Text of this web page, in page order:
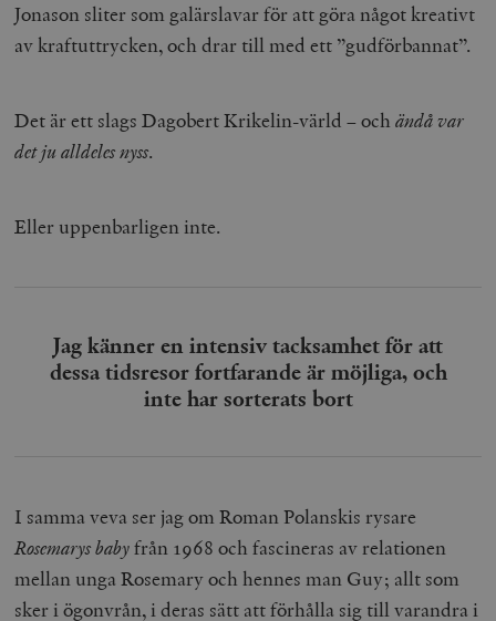
Jonason sliter som galärslavar för att göra något kreativt
av kraftuttrycken, och drar till med ett ”gudförbannat”.
Det är ett slags Dagobert Krikelin-värld – ochändå var
det ju alldeles nyss.
Eller uppenbarligen inte.
Jag känner en intensiv tacksamhet för att
dessa tidsresor fortfarande är möjliga, och
inte har sorterats bort
I samma veva ser jag om Roman Polanskis rysare
Rosemarys babyfrån 1968 och fascineras av relationen
mellan unga Rosemary och hennes man Guy; allt som
sker i ögonvrån, i deras sätt att förhålla sig till varandra i